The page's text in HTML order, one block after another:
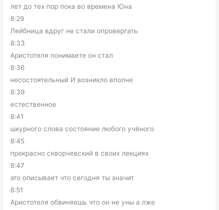
лет до тех пор пока во времена Юна
8:29
Лейбница вдруг не стали опровергать
8:33
Аристотеля понимаете он стал
8:36
несостоятельный И возникло вполне
8:39
естественное
8:41
шкурного слова состояние любого учёного
8:45
прекрасно скворчевский в своих лекциях
8:47
это описывает что сегодня ты значит
8:51
Аристотеля обвиняешь что он не уны а лже